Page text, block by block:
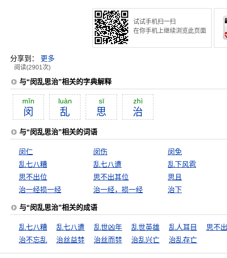
试试手机扫一扫
在你手机上继续浏览此页面
分享到： 更多
阅读(2901次)
与“闵乱思治”相关的字典解释
mĭn
闵
luàn
乱
sī
思
zhì
治
与“闵乱思治”相关的词语
闵仁 闵伤
闵免
乱七八糟
乱七八遭
乱下风雹
思不出位
思不出其位
思且
治一经损一经
治一经，损一经 治下
与“闵乱思治”相关的成语
乱七八糟 乱七八遭 乱世凶年 乱世英雄 乱人耳目
思不
治不忘乱
治丝益棼 治丝而棼 治乱兴亡 治乱存亡